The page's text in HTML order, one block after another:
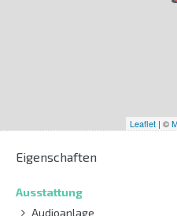
Leaflet | ©
Eigenschaften
Ausstattung
Audioanlage